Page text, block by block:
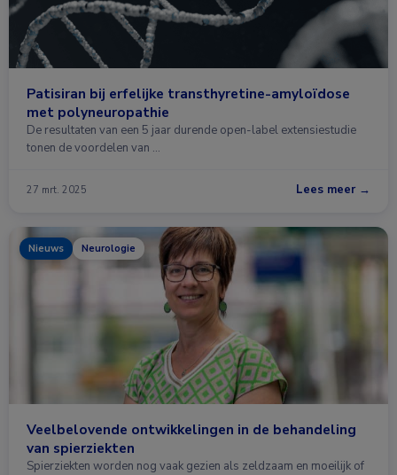
Patisiran bij erfelijke transthyretine-amyloïdose
met polyneuropathie
De resultaten van een 5 jaar durende open-label extensiestudie
tonen de voordelen van …
27 mrt. 2025 Lees meer →
Nieuws Neurologie
Veelbelovende ontwikkelingen in de behandeling
van spierziekten
Spierziekten worden nog vaak gezien als zeldzaam en moeilijk of